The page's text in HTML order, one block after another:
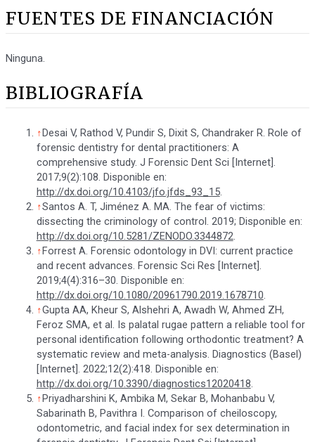
FUENTES DE FINANCIACIÓN
Ninguna.
BIBLIOGRAFÍA
↑Desai V, Rathod V, Pundir S, Dixit S, Chandraker R. Role of
forensic dentistry for dental practitioners: A
comprehensive study. J Forensic Dent Sci [Internet].
2017;9(2):108. Disponible en:
http://dx.doi.org/10.4103/jfo.jfds_93_15.
↑Santos A. T, Jiménez A. MA. The fear of victims:
dissecting the criminology of control. 2019; Disponible en:
http://dx.doi.org/10.5281/ZENODO.3344872.
↑Forrest A. Forensic odontology in DVI: current practice
and recent advances. Forensic Sci Res [Internet].
2019;4(4):316–30. Disponible en:
http://dx.doi.org/10.1080/20961790.2019.1678710.
↑Gupta AA, Kheur S, Alshehri A, Awadh W, Ahmed ZH,
Feroz SMA, et al. Is palatal rugae pattern a reliable tool for
personal identification following orthodontic treatment? A
systematic review and meta-analysis. Diagnostics (Basel)
[Internet]. 2022;12(2):418. Disponible en:
http://dx.doi.org/10.3390/diagnostics12020418.
↑Priyadharshini K, Ambika M, Sekar B, Mohanbabu V,
Sabarinath B, Pavithra I. Comparison of cheiloscopy,
odontometric, and facial index for sex determination in